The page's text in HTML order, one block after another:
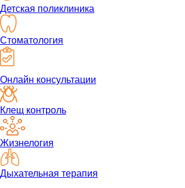
Детская поликлиника
Стоматология
Онлайн консультации
Клещ контроль
Жизнелогия
Дыхательная терапия